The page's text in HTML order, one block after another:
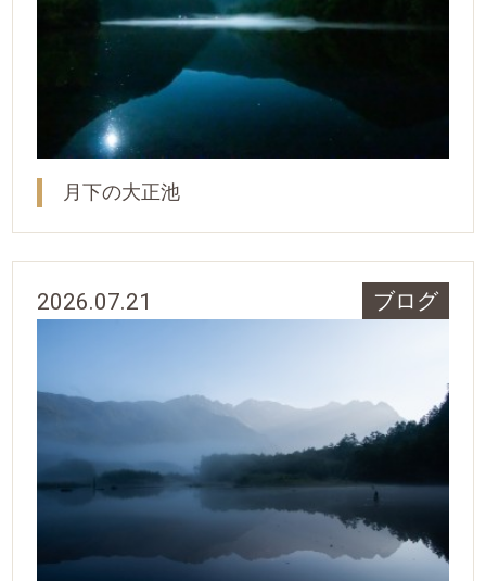
月下の大正池
2026.07.21 ブログ